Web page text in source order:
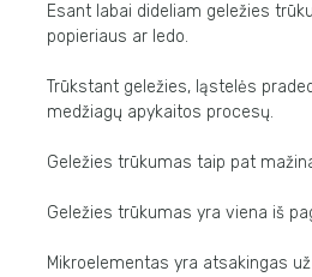
Esant labai dideliam geležies
popieriaus ar ledo.
Trūkstant geležies, ląstelės
medžiagų apykaitos procesų.
Geležies trūkumas taip pat
Geležies trūkumas yra viena iš
Mikroelementas yra atsakingas